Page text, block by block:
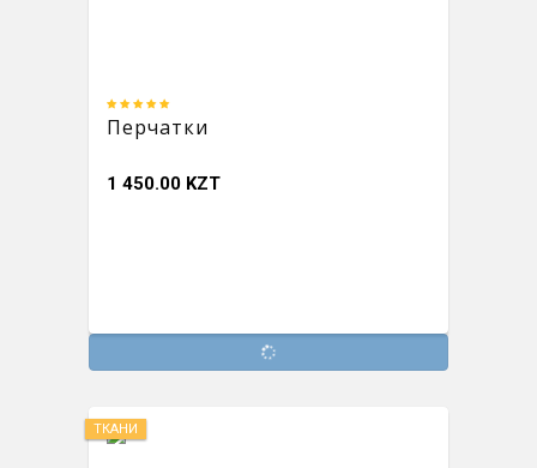
Перчатки
1 450.00 KZT
ТКАНИ